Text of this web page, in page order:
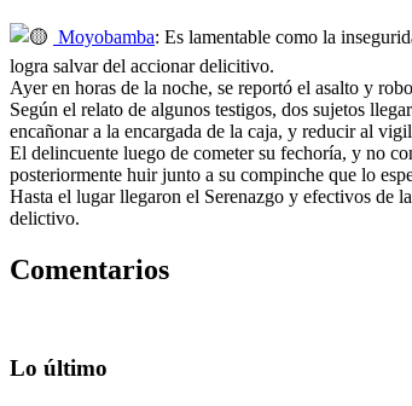
Moyobamba: Es lamentable como la
logra salvar del accionar delicitivo.
Ayer en horas de la noche, se reportó el asalto y
Según el relato de algunos testigos, dos sujetos
encañonar a la encargada de la caja, y reducir al
El delincuente luego de cometer su fechoría, y no
posteriormente huir junto a su compinche que lo
Hasta el lugar llegaron el Serenazgo y efectivos de
delictivo.
Comentarios
Lo último